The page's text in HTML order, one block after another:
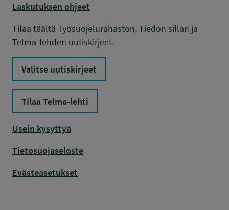
Laskutuksen ohjeet
Tilaa täältä Työsuojelurahaston, Tiedon sillan ja
Telma-lehden uutiskirjeet.
Valitse uutiskirjeet
Tilaa Telma-lehti
Usein kysyttyä
Tietosuojaseloste
Evästeasetukset